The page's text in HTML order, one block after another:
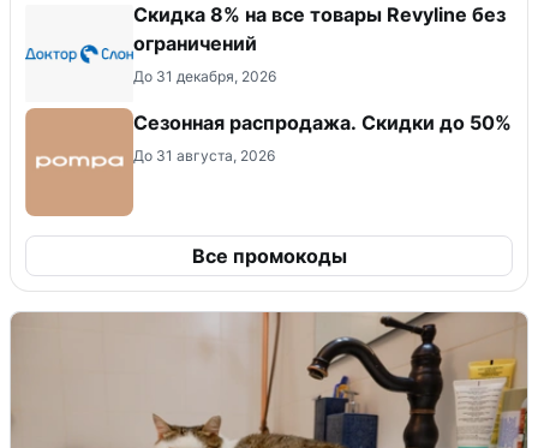
​Скидка 8% на все товары Revyline без
ограничений
До 31 декабря, 2026
Сезонная распродажа. Скидки до 50%
До 31 августа, 2026
Все промокоды